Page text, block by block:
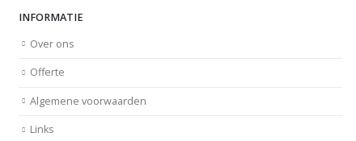
INFORMATIE
Over ons
Offerte
Algemene voorwaarden
Links